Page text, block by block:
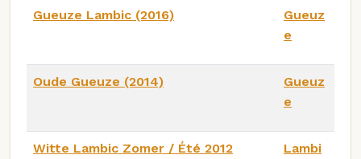
Gueuze Lambic (2016)
Gueuz
e
Oude Gueuze (2014)
Gueuz
e
Witte Lambic Zomer / Été 2012
Lambi